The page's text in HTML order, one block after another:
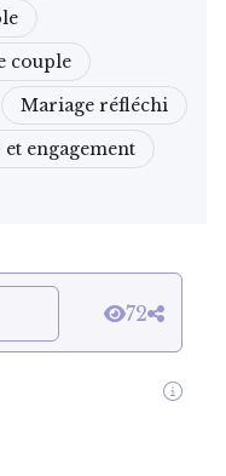
couple
Mariage réfléchi
et engagement
72